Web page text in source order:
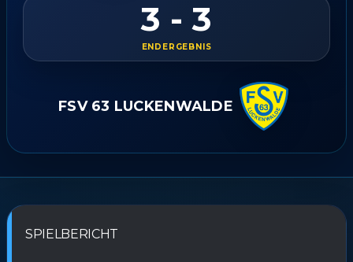
3 - 3
ENDERGEBNIS
FSV 63 LUCKENWALDE
SPIELBERICHT